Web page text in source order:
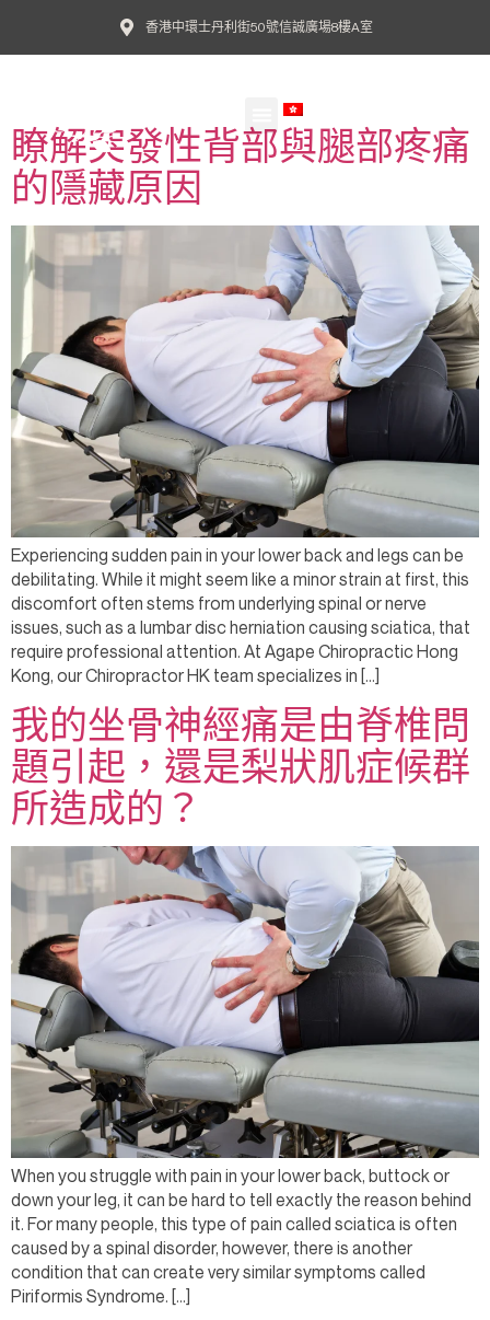
香港中環士丹利街50號信誠廣場8樓A室
瞭解突發性背部與腿部疼痛
的隱藏原因
Experiencing sudden pain in your lower back and legs can be
debilitating. While it might seem like a minor strain at first, this
discomfort often stems from underlying spinal or nerve
issues, such as a lumbar disc herniation causing sciatica, that
require professional attention. At Agape Chiropractic Hong
Kong, our Chiropractor HK team specializes in […]
我的坐骨神經痛是由脊椎問
題引起，還是梨狀肌症候群
所造成的？
When you struggle with pain in your lower back, buttock or
down your leg, it can be hard to tell exactly the reason behind
it. For many people, this type of pain called sciatica is often
caused by a spinal disorder, however, there is another
condition that can create very similar symptoms called
Piriformis Syndrome. […]